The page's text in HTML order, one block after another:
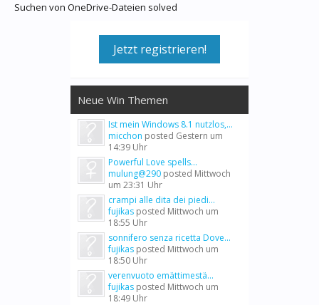
Suchen von OneDrive-Dateien solved
Jetzt registrieren!
Neue Win Themen
Ist mein Windows 8.1 nutzlos,...
micchon posted Gestern um
14:39 Uhr
Powerful Love spells...
mulung@290 posted Mittwoch
um 23:31 Uhr
crampi alle dita dei piedi...
fujikas posted Mittwoch um
18:55 Uhr
sonnifero senza ricetta Dove...
fujikas posted Mittwoch um
18:50 Uhr
verenvuoto emättimestä...
fujikas posted Mittwoch um
18:49 Uhr